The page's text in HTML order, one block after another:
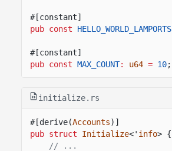
#[constant]
pub const
HELLO_WORLD_LAMPORTS
#[constant]
pub const MAX_COUNT: u64 = 10;
initialize.rs
#[derive(Accounts)]
pub struct
Initialize<' info> {
// ...